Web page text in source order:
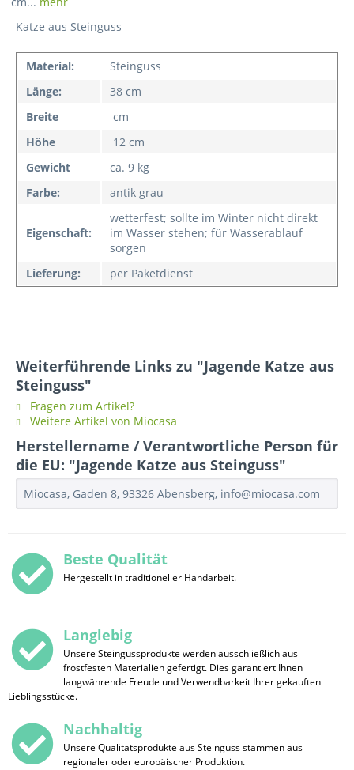
Katze aus Steinguss
Material:
Steinguss
Länge:
38 cm
Breite
cm
Höhe
12 cm
Gewicht
ca. 9 kg
Farbe:
antik grau
Eigenschaft:
wetterfest; sollte im Winter nicht direkt
im Wasser stehen; für Wasserablauf
sorgen
Lieferung:
per Paketdienst
Weiterführende Links zu "Jagende Katze aus
Steinguss"
Fragen zum Artikel?
Weitere Artikel von Miocasa
Herstellername / Verantwortliche Person für
die EU: "Jagende Katze aus Steinguss"
Miocasa, Gaden 8, 93326 Abensberg, info@miocasa.com
Beste Qualität
Hergestellt in traditioneller Handarbeit.
Langlebig
Unsere Steingussprodukte werden ausschließlich aus
frostfesten Materialien gefertigt. Dies garantiert Ihnen
langwährende Freude und Verwendbarkeit Ihrer gekauften
Lieblingsstücke.
Nachhaltig
Unsere Qualitätsprodukte aus Steinguss stammen aus
regionaler oder europäischer Produktion.